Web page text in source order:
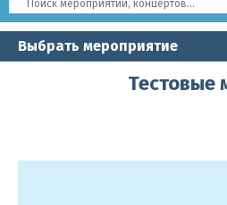
Выбрать мероприятие
Тестовые